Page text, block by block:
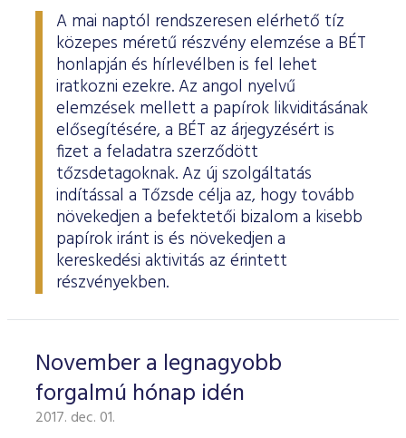
A mai naptól rendszeresen elérhető tíz
közepes méretű részvény elemzése a BÉT
honlapján és hírlevélben is fel lehet
iratkozni ezekre. Az angol nyelvű
elemzések mellett a papírok likviditásának
elősegítésére, a BÉT az árjegyzésért is
fizet a feladatra szerződött
tőzsdetagoknak. Az új szolgáltatás
indítással a Tőzsde célja az, hogy tovább
növekedjen a befektetői bizalom a kisebb
papírok iránt is és növekedjen a
kereskedési aktivitás az érintett
részvényekben.
November a legnagyobb
forgalmú hónap idén
2017. dec. 01.